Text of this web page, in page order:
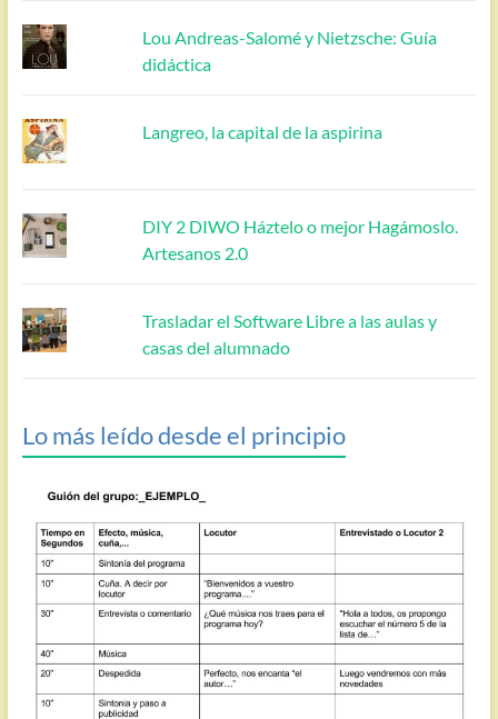
Lou Andreas-Salomé y Nietzsche: Guía
didáctica
Langreo, la capital de la aspirina
DIY 2 DIWO Háztelo o mejor Hagámoslo.
Artesanos 2.0
Trasladar el Software Libre a las aulas y
casas del alumnado
Lo más leído desde el principio